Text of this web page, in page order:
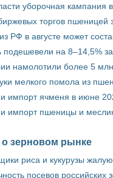
уборочная кампания
торгов пшеницей
РФ в августе может
на 8–14,5%
намолотили более 5
мелкого помола из
импорт ячменя в июне
импорт пшеницы и
о зерновом рынке
риса и кукурузы
посевов российских